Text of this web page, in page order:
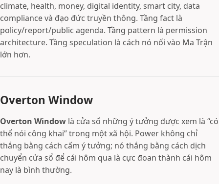
climate, health, money, digital identity, smart city, data
compliance và đạo đức truyền thông. Tầng fact là
policy/report/public agenda. Tầng pattern là permission
architecture. Tầng speculation là cách nó nối vào Ma Trận
lớn hơn.
Overton Window
Overton Window là cửa sổ những ý tưởng được xem là “có
thể nói công khai” trong một xã hội. Power không chỉ
thắng bằng cách cấm ý tưởng; nó thắng bằng cách dịch
chuyển cửa sổ để cái hôm qua là cực đoan thành cái hôm
nay là bình thường.